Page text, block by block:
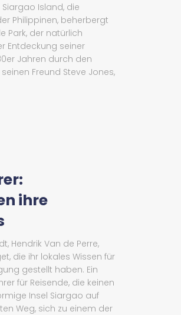
Island, die
Philippinen, beherbergt
Park, der natürlich
Entdeckung seiner
Jahren durch den
Freund Steve Jones,
ihre
Hendrik Van de Perre,
die ihr lokales Wissen für
gestellt haben. Ein
für Reisende, die keinen
Insel Siargao auf
Weg, sich zu einem der